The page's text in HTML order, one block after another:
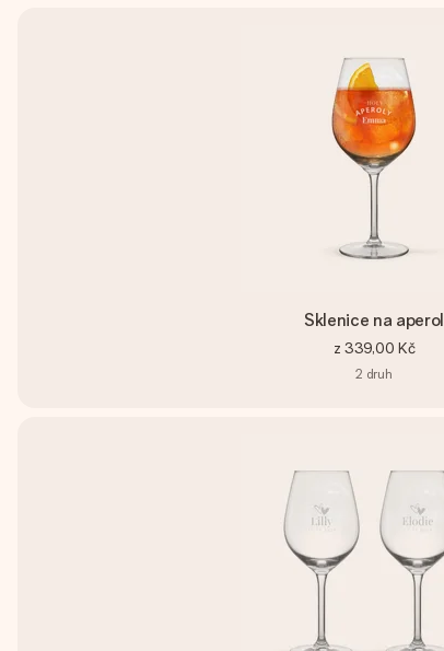
Sklenice na aperol
z 339,00 Kč
2 druh